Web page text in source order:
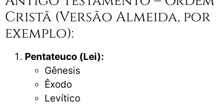
Cristã (Versão Almeida, por
exemplo):
Pentateuco (Lei):
Gênesis
Êxodo
Levítico